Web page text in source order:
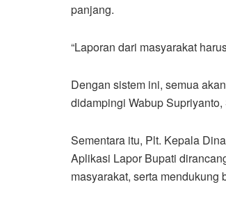
panjang.
“Laporan dari masyarakat
Dengan sistem ini, semua
didampingi Wabup Supriyanto,
Sementara itu, Plt. Kepala
Aplikasi Lapor Bupati
masyarakat, serta mendukung